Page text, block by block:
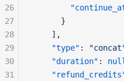
      }
    ],
"type" :
"duration" :
26
27
28
29
30
31